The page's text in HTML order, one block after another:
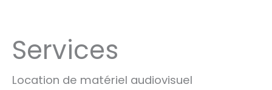
Services
Location de matériel audiovisuel